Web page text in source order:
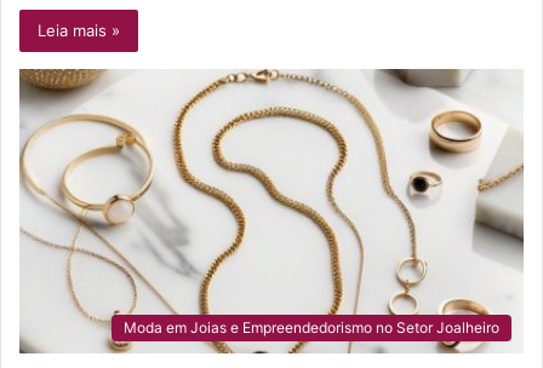
Leia mais »
Moda em Joias e Empreendedorismo no Setor Joalheiro